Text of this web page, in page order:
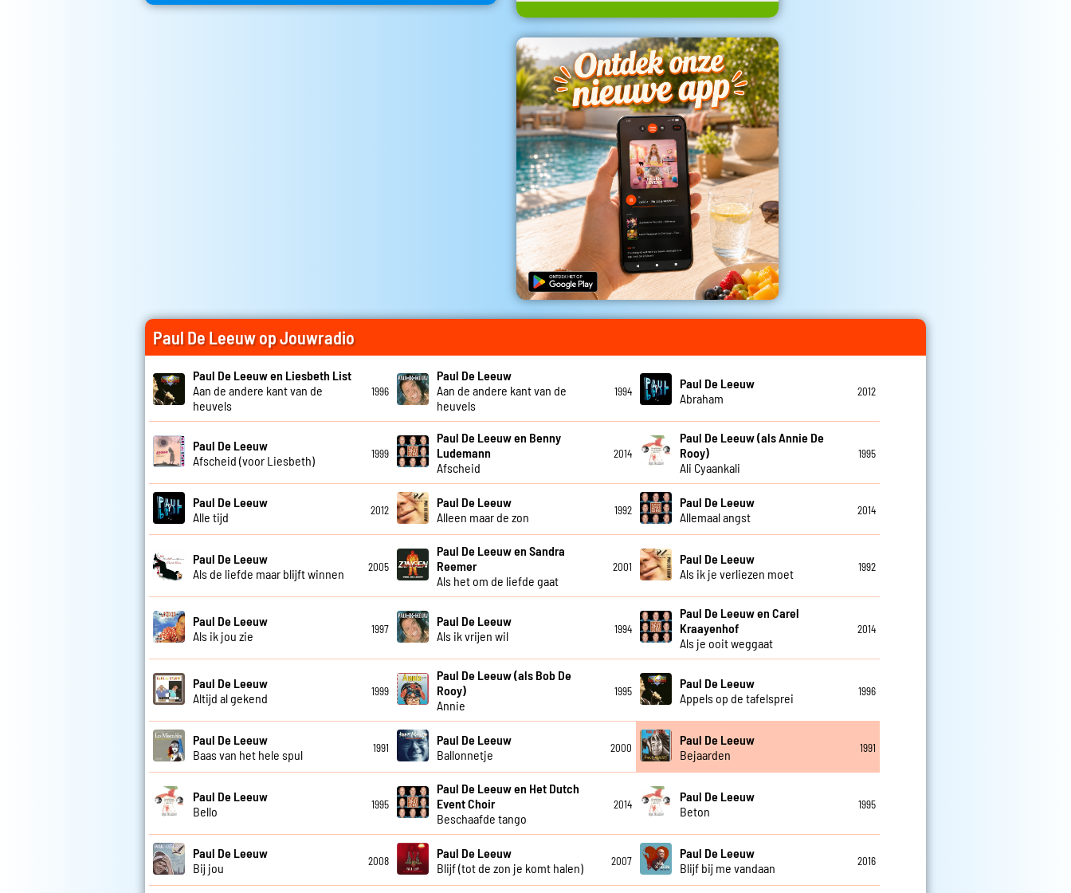
Paul De Leeuw op Jouwradio
Paul De Leeuw en Liesbeth List
Aan de andere kant van de
heuvels
1996
Paul De Leeuw
Aan de andere kant van de
heuvels
1994
Paul De Leeuw
Abraham
2012
Paul De Leeuw
Afscheid (voor Liesbeth)
1999
Paul De Leeuw en Benny
Ludemann
Afscheid
2014
Paul De Leeuw (als Annie De
Rooy)
Ali Cyaankali
1995
Paul De Leeuw
Alle tijd
2012
Paul De Leeuw
Alleen maar de zon
1992
Paul De Leeuw
Allemaal angst
2014
Paul De Leeuw
Als de liefde maar blijft winnen
2005
Paul De Leeuw en Sandra
Reemer
Als het om de liefde gaat
2001
Paul De Leeuw
Als ik je verliezen moet
1992
Paul De Leeuw
Als ik jou zie
1997
Paul De Leeuw
Als ik vrijen wil
1994
Paul De Leeuw en Carel
Kraayenhof
Als je ooit weggaat
2014
Paul De Leeuw
Altijd al gekend
1999
Paul De Leeuw (als Bob De
Rooy)
Annie
1995
Paul De Leeuw
Appels op de tafelsprei
1996
Paul De Leeuw
Baas van het hele spul
1991
Paul De Leeuw
Ballonnetje
2000
Paul De Leeuw
Bejaarden
1991
Paul De Leeuw
Bello
1995
Paul De Leeuw en Het Dutch
Event Choir
Beschaafde tango
2014
Paul De Leeuw
Beton
1995
Paul De Leeuw
Bij jou
2008
Paul De Leeuw
Blijf (tot de zon je komt halen)
2007
Paul De Leeuw
Blijf bij me vandaan
2016